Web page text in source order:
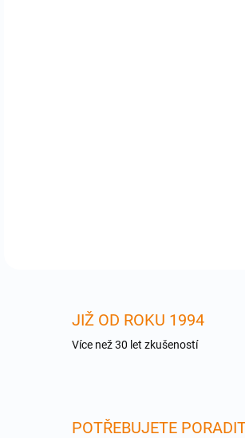
JIŽ OD ROKU 1994
Více než 30 let zkušeností
POTŘEBUJETE